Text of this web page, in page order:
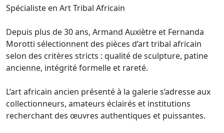
Spécialiste en Art Tribal Africain
Depuis plus de 30 ans, Armand Auxiètre et Fernanda
Morotti sélectionnent des pièces d’art tribal africain
selon des critères stricts : qualité de sculpture, patine
ancienne, intégrité formelle et rareté.
L’art africain ancien présenté à la galerie s’adresse aux
collectionneurs, amateurs éclairés et institutions
recherchant des œuvres authentiques et puissantes.